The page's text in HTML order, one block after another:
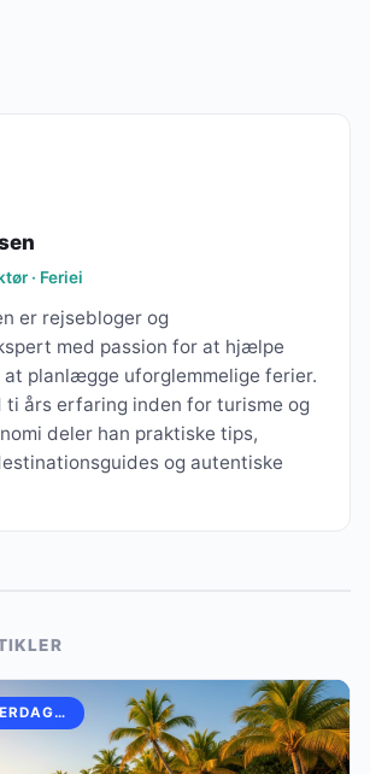
· Feriei
er rejsebloger og
med passion for at hjælpe
at planlægge uforglemmelige ferier.
ti års erfaring inden for turisme og
deler han praktiske tips,
og autentiske
LIVSSTIL & HVERDAGSINSPIRATION